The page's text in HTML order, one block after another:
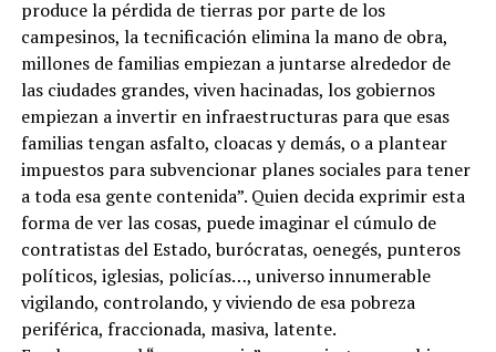
produce la pérdida de tierras por parte de los
campesinos, la tecnificación elimina la mano de obra,
millones de familias empiezan a juntarse alrededor de
las ciudades grandes, viven hacinadas, los gobiernos
empiezan a invertir en infraestructuras para que esas
familias tengan asfalto, cloacas y demás, o a plantear
impuestos para subvencionar planes sociales para tener
a toda esa gente contenida”. Quien decida exprimir esta
forma de ver las cosas, puede imaginar el cúmulo de
contratistas del Estado, burócratas, oenegés, punteros
políticos, iglesias, policías…, universo innumerable
vigilando, controlando, y viviendo de esa pobreza
periférica, fraccionada, masiva, latente.